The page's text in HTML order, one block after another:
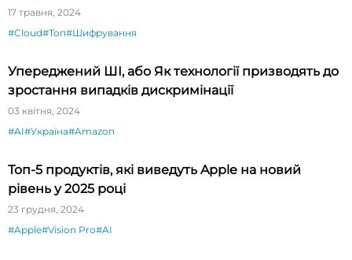
17 травня, 2024
#Cloud#Топ#Шифрування
Упереджений ШІ, або Як технології призводять до
зростання випадків дискримінації
03 квітня, 2024
#AI#Україна#Amazon
Топ-5 продуктів, які виведуть Apple на новий
рівень у 2025 році
23 грудня, 2024
#Apple#Vision Pro#AI